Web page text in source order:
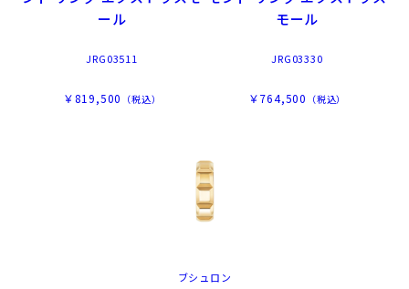
ール
JRG03511
￥819,500 （税込）
モール
JRG03330
￥764,500 （税込）
ブシュロン